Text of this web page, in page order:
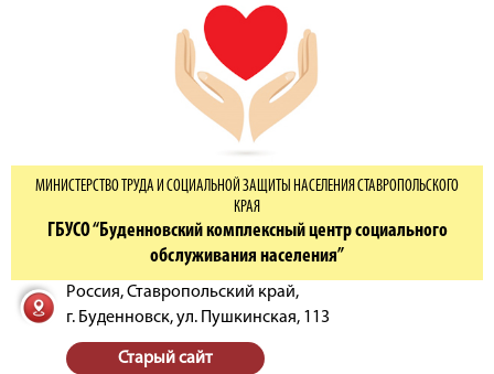
МИНИСТЕРСТВО ТРУДА И СОЦИАЛЬНОЙ ЗАЩИТЫ НАСЕЛЕНИЯ СТАВРОПОЛЬСКОГО
КРАЯ
ГБУСО “Буденновский комплексный центр социального
обслуживания населения”
Россия, Ставропольский край,
г. Буденновск,ул. Пушкинская, 113
Старый сайт